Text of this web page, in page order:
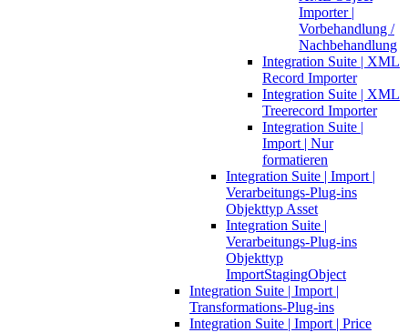
Importer |
Vorbehandlung /
Nachbehandlung
Integration Suite | XML
Record Importer
Integration Suite | XML
Treerecord Importer
Integration Suite |
Import | Nur
formatieren
Integration Suite | Import |
Verarbeitungs-Plug-ins
Objekttyp Asset
Integration Suite |
Verarbeitungs-Plug-ins
Objekttyp
ImportStagingObject
Integration Suite | Import |
Transformations-Plug-ins
Integration Suite | Import | Price